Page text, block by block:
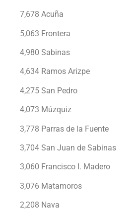
7,678 Acuña
5,063 Frontera
4,980 Sabinas
4,634 Ramos Arizpe
4,275 San Pedro
4,073 Múzquiz
3,778 Parras de la Fuente
3,704 San Juan de Sabinas
3,060 Francisco I. Madero
3,076 Matamoros
2,208 Nava